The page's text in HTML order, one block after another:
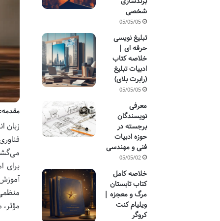
زبان
برای
شخصی
05/05/05
تبلیغ نویسی
حرفه ای |
خلاصه کتاب
ادبیات تبلیغ
(رابرت بلای)
05/05/05
معرفی
نویسندگان
برجسته در
حوزه ادبیات
فنی و مهندسی
05/05/02
خلاصه کامل
کتاب تابستان
مرگ و معجزه |
ویلیام کنت
کروگر